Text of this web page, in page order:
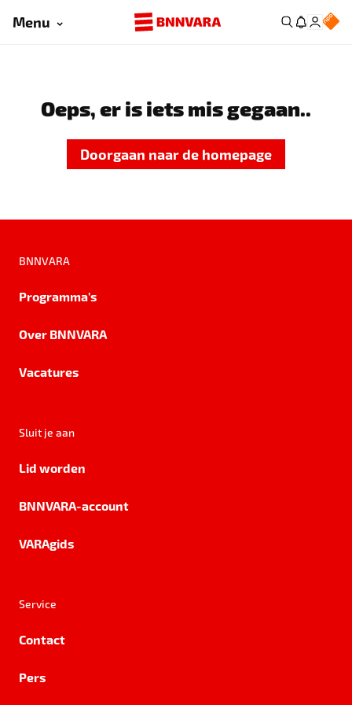
Menu
Oeps, er is iets mis gegaan..
Doorgaan naar de homepage
BNNVARA
Programma's
Over BNNVARA
Vacatures
Sluit je aan
Lid worden
BNNVARA-account
VARAgids
Service
Contact
Pers